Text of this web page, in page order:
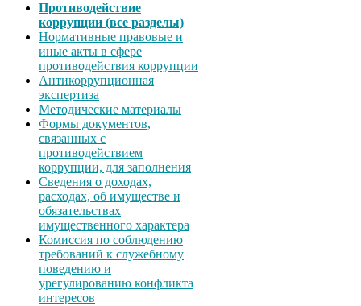
Противодействие
коррупции (все разделы)
Нормативные правовые и
иные акты в сфере
противодействия коррупции
Антикоррупционная
экспертиза
Методические материалы
Формы документов,
связанных с
противодействием
коррупции, для заполнения
Сведения о доходах,
расходах, об имуществе и
обязательствах
имущественного характера
Комиссия по соблюдению
требований к служебному
поведению и
урегулированию конфликта
интересов